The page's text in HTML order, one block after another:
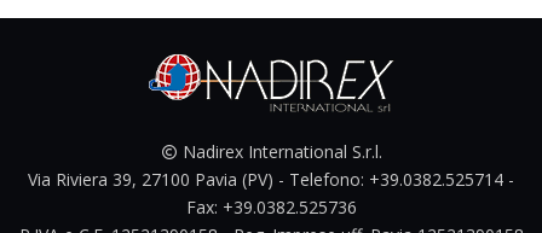
Nadirex International S.r.l.
Via Riviera 39, 27100 Pavia (PV) - Telefono: +39.0382.525714 -
Fax: +39.0382.525736